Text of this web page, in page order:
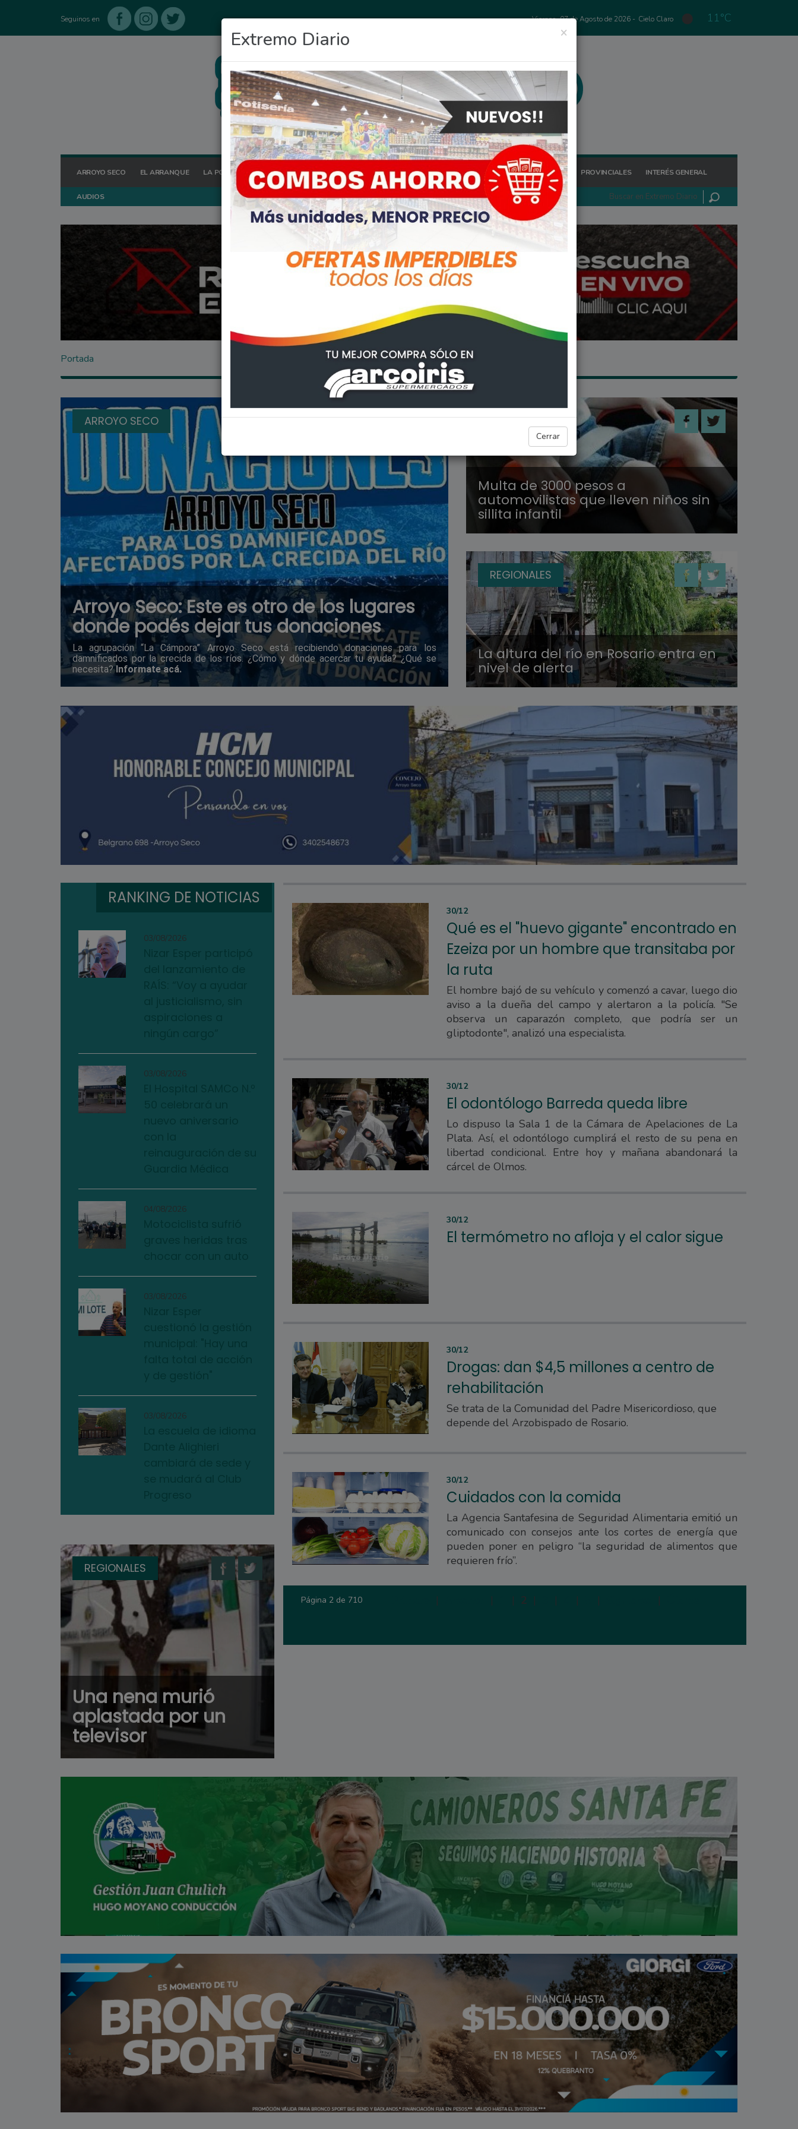
Seguinos en Viernes, 07 de Agosto de 2026 - Cielo Claro 11°C
ARROYO SECO EL ARRANQUE LA POSTA HOY OCIO DEPORTES FIGHIERA GENERAL LAGOS POLICIALES REGIONALES PROVINCIALES INTERÉS GENERAL
AUDIOS
×
Extremo Diario
Cerrar
Portada
ARROYO SECO
Arroyo Seco: Este es otro de los lugares
donde podés dejar tus donaciones
La agrupación “La Cámpora” Arroyo Seco está recibiendo donaciones para los
damnificados por la crecida de los ríos. ¿Cómo y dónde acercar tu ayuda? ¿Qué se
necesita?Informate acá.
REGIONALES
Multa de 3000 pesos a
automovilistas que lleven niños sin
sillita infantil
REGIONALES
La altura del río en Rosario entra en
nivel de alerta
RANKING DE NOTICIAS
03/08/2026
03/08/2026
04/08/2026
03/08/2026
03/08/2026
REGIONALES
Una nena murió
aplastada por un
televisor
30/12
Qué es el "huevo gigante" encontrado en
Ezeiza por un hombre que transitaba por
la ruta
El hombre bajó de su vehículo y comenzó a cavar, luego dio
aviso a la dueña del campo y alertaron a la policía. "Se
observa un caparazón completo, que podría ser un
gliptodonte", analizó una especialista.
30/12
El odontólogo Barreda queda libre
Lo dispuso la Sala 1 de la Cámara de Apelaciones de La
Plata. Así, el odontólogo cumplirá el resto de su pena en
libertad condicional. Entre hoy y mañana abandonará la
cárcel de Olmos.
30/12
El termómetro no afloja y el calor sigue
30/12
Drogas: dan $4,5 millones a centro de
rehabilitación
Se trata de la Comunidad del Padre Misericordioso, que
depende del Arzobispado de Rosario.
30/12
Cuidados con la comida
La Agencia Santafesina de Seguridad Alimentaria emitió un
comunicado con consejos ante los cortes de energía que
pueden poner en peligro “la seguridad de alimentos que
requieren frío”.
Página 2 de 710 | | | 2 | | | | |